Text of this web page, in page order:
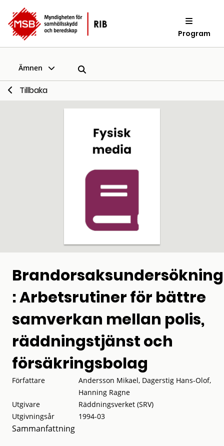
Program
Ämnen
Tillbaka
: Arbetsrutiner för bättre
samverkan mellan polis,
räddningstjänst och
försäkringsbolag
Författare
Andersson Mikael, Dagerstig Hans-Olof,
Hanning Ragne
Utgivare
Räddningsverket (SRV)
Utgivningsår
1994-03
Sammanfattning